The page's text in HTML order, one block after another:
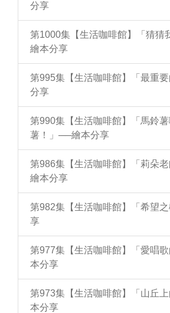
分享
第1000集【生活咖啡館】「猜猜
繪本分享
第995集【生活咖啡館】「最重
分享
第990集【生活咖啡館】「馬鈴
薯！」──繪本分享
第986集【生活咖啡館】「莉朵
繪本分享
第982集【生活咖啡館】「希望
享
第977集【生活咖啡館】「愛唱
本分享
第973集【生活咖啡館】「山丘
本分享